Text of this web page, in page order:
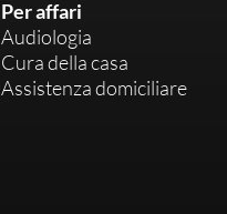
Per affari
Audiologia
Cura della casa
Assistenza domiciliare